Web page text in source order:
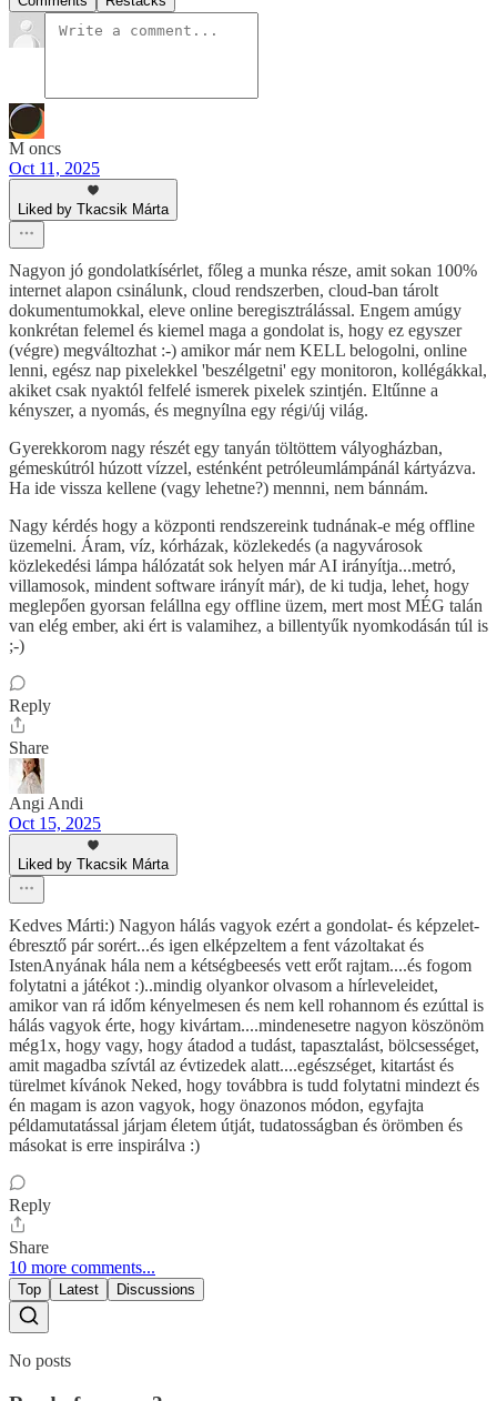
M oncs
Oct 11, 2025
Liked by Tkacsik Márta
Nagyon jó gondolatkísérlet, főleg a munka része, amit sokan 100%
internet alapon csinálunk, cloud rendszerben, cloud-ban tárolt
dokumentumokkal, eleve online beregisztrálással. Engem amúgy
konkrétan felemel és kiemel maga a gondolat is, hogy ez egyszer
(végre) megváltozhat :-) amikor már nem KELL belogolni, online
lenni, egész nap pixelekkel 'beszélgetni' egy monitoron, kollégákkal,
akiket csak nyaktól felfelé ismerek pixelek szintjén. Eltűnne a
kényszer, a nyomás, és megnyílna egy régi/új világ.
Gyerekkorom nagy részét egy tanyán töltöttem vályogházban,
gémeskútról húzott vízzel, esténként petróleumlámpánál kártyázva.
Ha ide vissza kellene (vagy lehetne?) mennni, nem bánnám.
Nagy kérdés hogy a központi rendszereink tudnának-e még offline
üzemelni. Áram, víz, kórházak, közlekedés (a nagyvárosok
közlekedési lámpa hálózatát sok helyen már AI irányítja...metró,
villamosok, mindent software irányít már), de ki tudja, lehet, hogy
meglepően gyorsan felállna egy offline üzem, mert most MÉG talán
van elég ember, aki ért is valamihez, a billentyűk nyomkodásán túl is
;-)
Reply
Share
Angi Andi
Oct 15, 2025
Liked by Tkacsik Márta
Kedves Márti:) Nagyon hálás vagyok ezért a gondolat- és képzelet-
ébresztő pár sorért...és igen elképzeltem a fent vázoltakat és
IstenAnyának hála nem a kétségbeesés vett erőt rajtam....és fogom
folytatni a játékot :)..mindig olyankor olvasom a hírleveleidet,
amikor van rá időm kényelmesen és nem kell rohannom és ezúttal is
hálás vagyok érte, hogy kivártam....mindenesetre nagyon köszönöm
még1x, hogy vagy, hogy átadod a tudást, tapasztalást, bölcsességet,
amit magadba szívtál az évtizedek alatt....egészséget, kitartást és
türelmet kívánok Neked, hogy továbbra is tudd folytatni mindezt és
én magam is azon vagyok, hogy önazonos módon, egyfajta
példamutatással járjam életem útját, tudatosságban és örömben és
másokat is erre inspirálva :)
Reply
Share
10 more comments...
Top Latest Discussions
No posts